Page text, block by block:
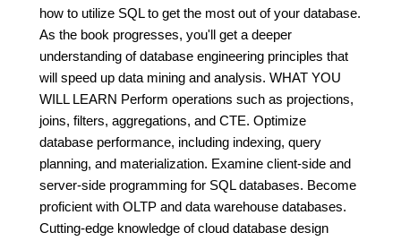
how to utilize SQL to get the most out of your database.
As the book progresses, you'll get a deeper
understanding of database engineering principles that
will speed up data mining and analysis. WHAT YOU
WILL LEARN Perform operations such as projections,
joins, filters, aggregations, and CTE. Optimize
database performance, including indexing, query
planning, and materialization. Examine client-side and
server-side programming for SQL databases. Become
proficient with OLTP and data warehouse databases.
Cutting-edge knowledge of cloud database design